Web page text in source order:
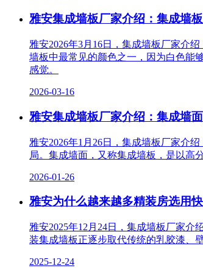
雅安集成墙板厂家介绍：集成墙
雅安2026年3月16日，集成墙板厂家介
墙板中最常见的颜色之一，因为白色能
感觉。
2026-03-16
雅安集成墙板厂家介绍：集成墙
雅安2026年1月26日，集成墙板厂家介
局。集成墙面，又称集成墙板，是以高
2026-01-26
雅安为什么越来越多精装房选用
雅安2025年12月24日，集成墙板厂家
装集成墙板正逐步取代传统的乳胶漆、
2025-12-24